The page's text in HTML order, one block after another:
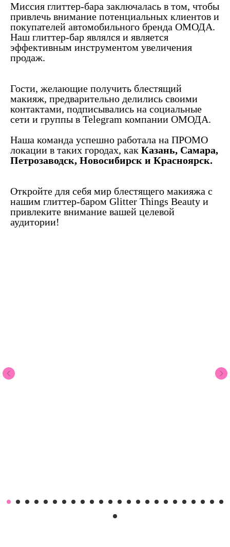
Миссия глиттер-бара заключалась в том, чтобы
привлечь внимание потенциальных клиентов и
покупателей автомобильного бренда ОМОДА.
Наш глиттер-бар являлся и является
эффективным инструментом увеличения
продаж.
Гости, желающие получить блестящий
макияж, предварительно делились своими
контактами, подписывались на социальные
сети и группы в Telegram компании ОМОДА.
Наша команда успешно работала на ПРОМО
локации в таких городах, как Казань, Самара,
Петрозаводск, Новосибирск и Красноярск.
Откройте для себя мир блестящего макияжа с
нашим глиттер-баром Glitter Things Beauty и
привлеките внимание вашей целевой
аудитории!